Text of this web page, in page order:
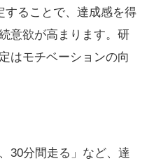
することで、達成感を得
意欲が高まります。研
はモチベーションの向
30分間走る」など、達